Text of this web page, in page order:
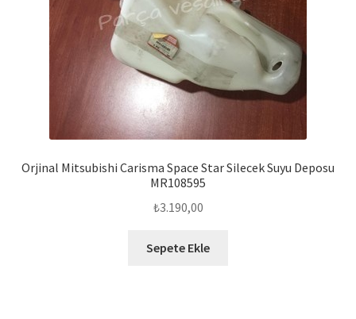
Orjinal Mitsubishi Carisma Space Star Silecek Suyu Deposu
MR108595
₺3.190,00
Sepete Ekle